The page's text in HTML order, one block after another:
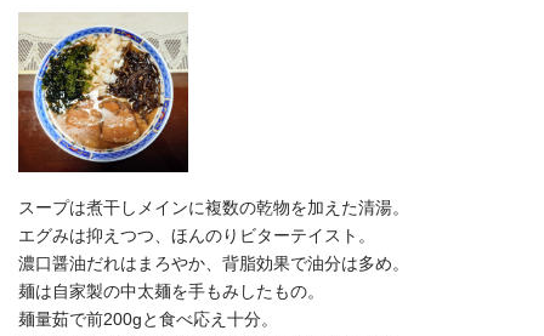
スープは煮干しメインに複数の乾物を加えた清湯。
エグみは抑えつつ、ほんのりビターテイスト。
濃口醤油だれはまろやか、背脂効果で油分は多め。
麺は自家製の中太麺を手もみしたもの。
麺量茹で前200gと食べ応え十分。